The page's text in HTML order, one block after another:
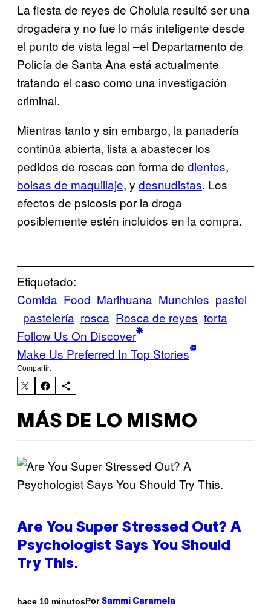
La fiesta de reyes de Cholula resultó ser una
drogadera y no fue lo más inteligente desde
el punto de vista legal –el Departamento de
Policía de Santa Ana está actualmente
tratando el caso como una investigación
criminal.
Mientras tanto y sin embargo, la panadería
continúa abierta, lista a abastecer los
pedidos de roscas con forma de dientes,
bolsas de maquillaje, y desnudistas. Los
efectos de psicosis por la droga
posiblemente estén incluidos en la compra.
Etiquetado:
Comida Food Marihuana Munchies pastel
pastelería rosca Rosca de reyes torta
Follow Us On Discover
Make Us Preferred In Top Stories
Compartir:
MÁS DE LO MISMO
Are You Super Stressed Out? A
Psychologist Says You Should
Try This.
hace 10 minutosPor Sammi Caramela